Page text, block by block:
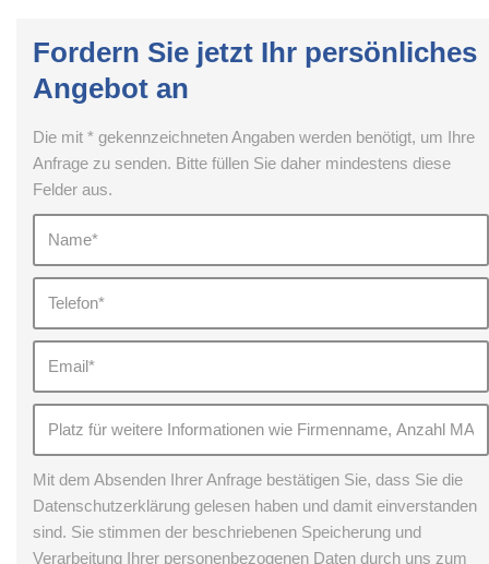
Fordern Sie jetzt Ihr persönliches
Angebot an
Die mit * gekennzeichneten Angaben werden benötigt, um Ihre
Anfrage zu senden. Bitte füllen Sie daher mindestens diese
Felder aus.
Mit dem Absenden Ihrer Anfrage bestätigen Sie, dass Sie die
Datenschutzerklärung gelesen haben und damit einverstanden
sind. Sie stimmen der beschriebenen Speicherung und
Verarbeitung Ihrer personenbezogenen Daten durch uns zum